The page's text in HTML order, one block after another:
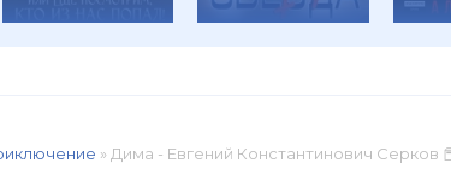
» Дима - Евгений Константинович Серков